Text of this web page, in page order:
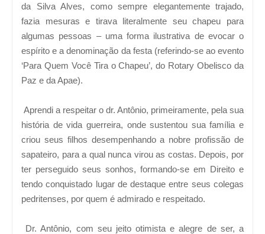
da Silva Alves, como sempre elegantemente trajado,
fazia mesuras e tirava literalmente seu chapeu para
algumas pessoas – uma forma ilustrativa de evocar o
espírito e a denominação da festa (referindo-se ao evento
‘Para Quem Você Tira o Chapeu’, do Rotary Obelisco da
Paz e da Apae).
Aprendi a respeitar o dr. Antônio, primeiramente, pela sua
história de vida guerreira, onde sustentou sua família e
criou seus filhos desempenhando a nobre profissão de
sapateiro, para a qual nunca virou as costas. Depois, por
ter perseguido seus sonhos, formando-se em Direito e
tendo conquistado lugar de destaque entre seus colegas
pedritenses, por quem é admirado e respeitado.
Dr. Antônio, com seu jeito otimista e alegre de ser, a